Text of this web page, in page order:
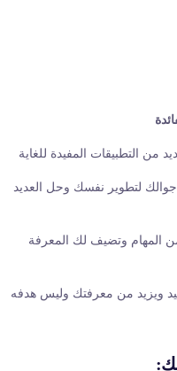
من التطبيقات المفيدة للغاية
لتطوير نفسك وحل العديد
المهام وتضيف لك المعرفة
ويزيد من معرفتك وليس هدفه